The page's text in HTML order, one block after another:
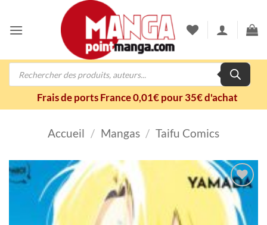
contenu
Recherche
Frais de ports France 0,01€ pour 35€ d'achat
Accueil / Mangas / Taifu Comics
Ajouter
à la
wishlist